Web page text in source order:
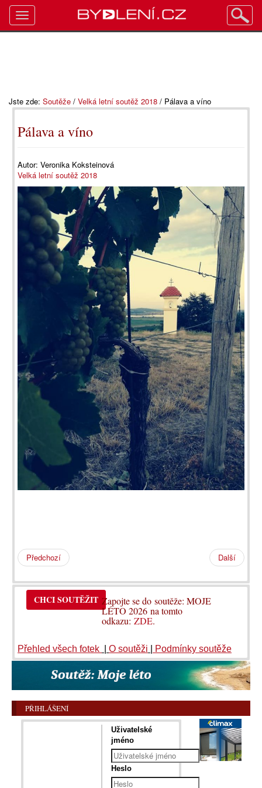
Jste zde: Soutěže / Velká letní soutěž 2018 / Pálava a víno
Pálava a víno
Autor: Veronika Koksteinová
Velká letní soutěž 2018
Předchozí Další
CHCI SOUTĚŽIT Zapojte se do soutěže: MOJE
LÉTO 2026 na tomto
odkazu:ZDE.
Přehled všech fotek O soutěži Podmínky soutěže
PŘIHLÁŠENÍ
Uživatelské
jméno
Heslo
Toggle
navigation